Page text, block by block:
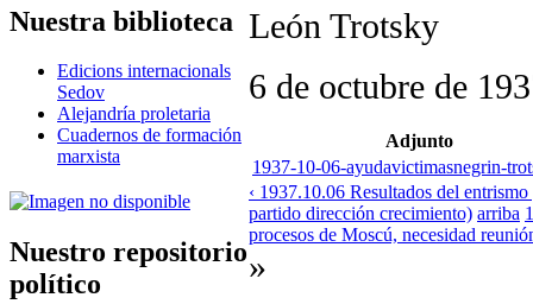
Nuestra biblioteca
Edicions internacionals
Sedov
Alejandría proletaria
Cuadernos de formación
marxista
Nuestro repositorio
político
León Trotsky
6 de octubre de
Adjunto
1937-10-06-ayudavictimasnegrin-
‹ 1937.10.06 Resultados del
partido dirección crecimiento) arriba
procesos de Moscú, necesidad
»